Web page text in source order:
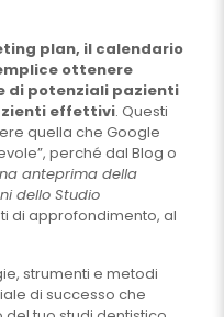
plan, il calendario
ottenere
di potenziali pazienti
effettivi. Questi
quella che Google
perché dal Blog o
anteprima della
dello Studio
di approfondimento, al
strumenti e metodi
di successo che